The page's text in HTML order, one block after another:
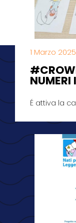
1 Marzo 2025
NUMERI
É attiva la